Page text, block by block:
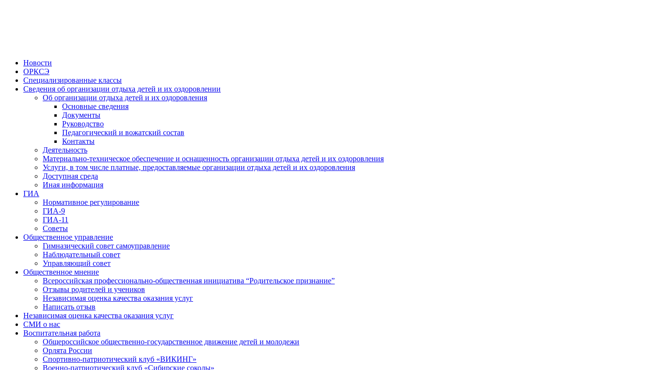
Новости
ОРКСЭ
Специализированные классы
Сведения об организации отдыха детей и их оздоровлении
Об организации отдыха детей и их оздоровления
Основные сведения
Документы
Руководство
Педагогический и вожатский состав
Контакты
Деятельность
Материально-техническое обеспечение и оснащенность организации отдыха детей и их оздоровления
Услуги, в том числе платные, предоставляемые организации отдыха детей и их оздоровления
Доступная среда
Иная информация
ГИА
Нормативное регулирование
ГИА-9
ГИА-11
Советы
Общественное управление
Гимназический совет самоуправление
Наблюдательный совет
Управляющий совет
Общественное мнение
Всероссийская профессионально-общественная инициатива “Родительское признание”
Отзывы родителей и учеников
Независимая оценка качества оказания услуг
Написать отзыв
Независимая оценка качества оказания услуг
СМИ о нас
Воспитательная работа
Общероссийское общественно-государственное движение детей и молодежи
Орлята России
Спортивно-патриотический клуб «ВИКИНГ»
Военно-патриотический клуб «Сибирские соколы»